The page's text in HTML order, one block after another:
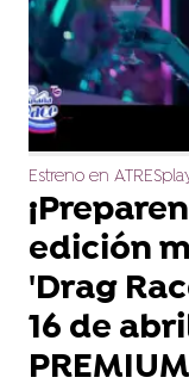
Estreno en
edición
'Drag
16 de
PREMIUM